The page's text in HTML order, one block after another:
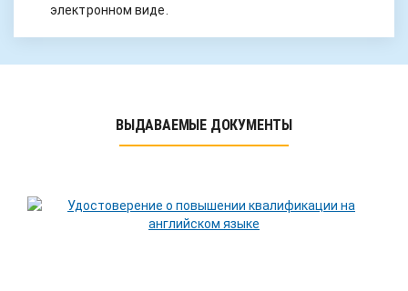
электронном виде.
ВЫДАВАЕМЫЕ ДОКУМЕНТЫ